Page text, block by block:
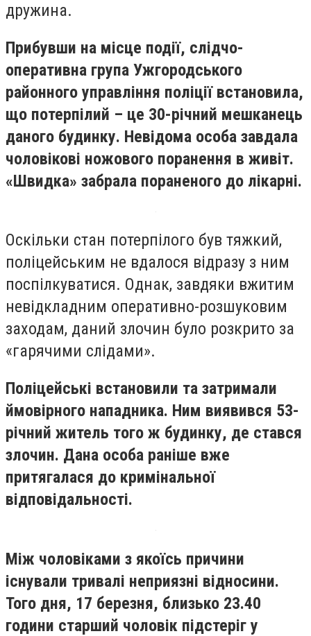
дружина.
Прибувши на місце події, слідчо-
оперативна група Ужгородського
районного управління поліції встановила,
що потерпілий – це 30-річний мешканець
даного будинку. Невідома особа завдала
чоловікові ножового поранення в живіт.
«Швидка» забрала пораненого до лікарні.
Оскільки стан потерпілого був тяжкий,
поліцейським не вдалося відразу з ним
поспілкуватися. Однак, завдяки вжитим
невідкладним оперативно-розшуковим
заходам, даний злочин було розкрито за
«гарячими слідами».
Поліцейські встановили та затримали
ймовірного нападника. Ним виявився 53-
річний житель того ж будинку, де стався
злочин. Дана особа раніше вже
притягалася до кримінальної
відповідальності.
Між чоловіками з якоїсь причини
існували тривалі неприязні відносини.
Того дня, 17 березня, близько 23.40
години старший чоловік підстеріг у